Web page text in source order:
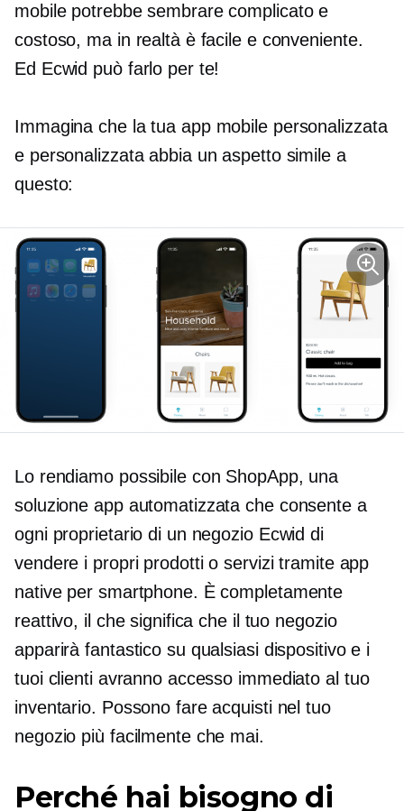
mobile potrebbe sembrare complicato e
costoso, ma in realtà è facile e conveniente.
Ed Ecwid può farlo per te!
Immagina che la tua app mobile personalizzata
e personalizzata abbia un aspetto simile a
questo:
Lo rendiamo possibile con ShopApp, una
soluzione app automatizzata che consente a
ogni proprietario di un negozio Ecwid di
vendere i propri prodotti o servizi tramite app
native per smartphone. È completamente
reattivo, il che significa che il tuo negozio
apparirà fantastico su qualsiasi dispositivo e i
tuoi clienti avranno accesso immediato al tuo
inventario. Possono fare acquisti nel tuo
negozio più facilmente che mai.
Perché hai bisogno di